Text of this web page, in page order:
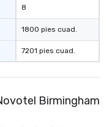
8
1800 pies cuad.
7201 pies cuad.
Birmingham